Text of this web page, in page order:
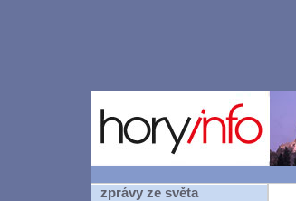
zprávy ze světa